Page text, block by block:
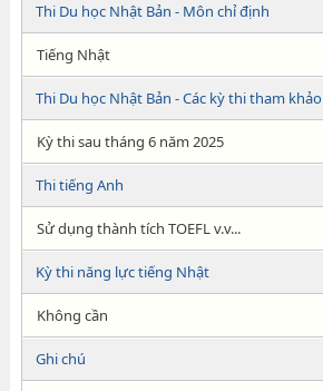
Thi Du học Nhật Bản - Môn chỉ định
Tiếng Nhật
Thi Du học Nhật Bản - Các kỳ thi tham khảo
Kỳ thi sau tháng 6 năm 2025
Thi tiếng Anh
Sử dụng thành tích TOEFL v.v...
Kỳ thi năng lực tiếng Nhật
Không cần
Ghi chú